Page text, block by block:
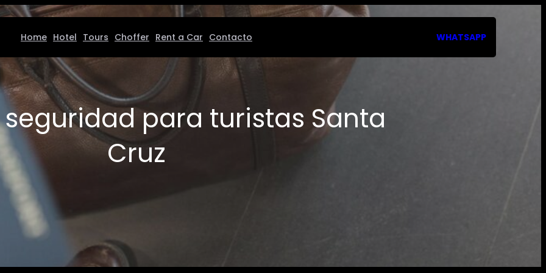
Home Hotel Tours Choffer Rent a Car Contacto WHATSAPP
seguridad para turistas Santa
Cruz